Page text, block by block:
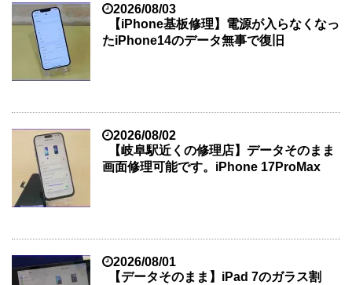
2026/08/03
【iPhone基板修理】電源が入らなくなっ
たiPhone14のデータ無事で復旧
2026/08/02
【岐阜駅近くの修理店】データそのまま
画面修理可能です。iPhone 17ProMax
2026/08/01
【データそのまま】iPad 7のガラス割